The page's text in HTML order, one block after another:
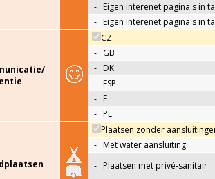
- Eigen interenet pagina's in
- Eigen interenet pagina's in
CZ
- GB
- DK
- ESP
- F
- PL
Plaatsen zonder
- Met water aansluiting
- Plaatsen met privé-sanitair